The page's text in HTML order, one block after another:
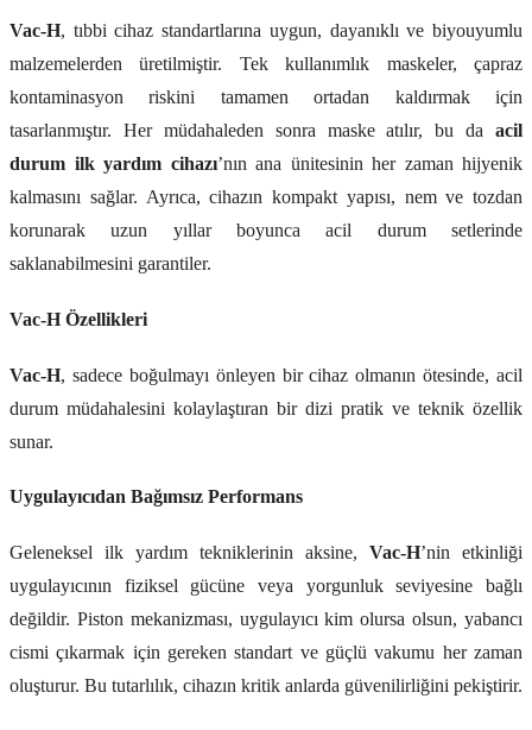
Vac-H, tıbbi cihaz standartlarına uygun, dayanıklı ve biyouyumlu
malzemelerden üretilmiştir. Tek kullanımlık maskeler, çapraz
kontaminasyon riskini tamamen ortadan kaldırmak için
tasarlanmıştır. Her müdahaleden sonra maske atılır, bu da acil
durum ilk yardım cihazı’nın ana ünitesinin her zaman hijyenik
kalmasını sağlar. Ayrıca, cihazın kompakt yapısı, nem ve tozdan
korunarak uzun yıllar boyunca acil durum setlerinde
saklanabilmesini garantiler.
Vac-H Özellikleri
Vac-H, sadece boğulmayı önleyen bir cihaz olmanın ötesinde, acil
durum müdahalesini kolaylaştıran bir dizi pratik ve teknik özellik
sunar.
Uygulayıcıdan Bağımsız Performans
Geleneksel ilk yardım tekniklerinin aksine, Vac-H’nin etkinliği
uygulayıcının fiziksel gücüne veya yorgunluk seviyesine bağlı
değildir. Piston mekanizması, uygulayıcı kim olursa olsun, yabancı
cismi çıkarmak için gereken standart ve güçlü vakumu her zaman
oluşturur. Bu tutarlılık, cihazın kritik anlarda güvenilirliğini pekiştirir.